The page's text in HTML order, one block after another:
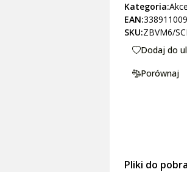
Kategoria:
EAN:
SKU:ZBVM6/
Dodaj do
Porównaj
Pliki do